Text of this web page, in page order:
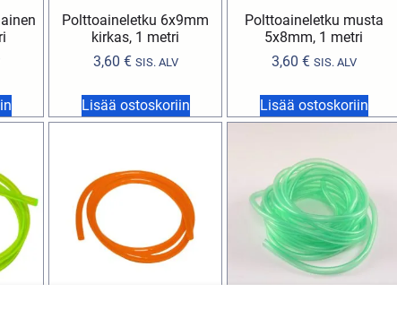
Polttoaineletku 6x9mm
kirkas, 1 metri
3,60 € SIS. ALV
Lisää ostoskoriin
Polttoaineletku musta
5x8mm, 1 metri
3,60 € SIS. ALV
Lisää ostoskoriin